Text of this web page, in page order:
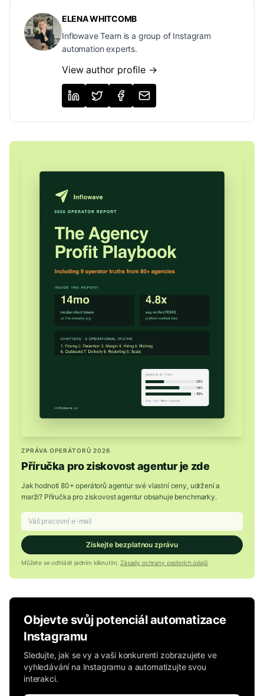
ELENA WHITCOMB
Inflowave Team is a group of Instagram
automation experts.
View author profile →
ZPRÁVA OPERÁTORŮ 2026
Příručka pro ziskovost agentur je zde
Jak hodnotí 80+ operátorů agentur své vlastní ceny, udržení a
marži? Příručka pro ziskovost agentur obsahuje benchmarky.
Získejte bezplatnou zprávu
Můžete se odhlásit jedním kliknutím. Zásady ochrany osobních údajů
Objevte svůj potenciál automatizace
Instagramu
Sledujte, jak se vy a vaši konkurenti zobrazujete ve
vyhledávání na Instagramu a automatizujte svou
interakci.